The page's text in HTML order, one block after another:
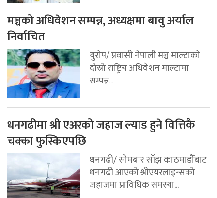
मञ्चको अधिवेशन सम्पन्न, अध्यक्षमा बावु अर्याल
निर्वाचित
युरोप/ प्रवासी नेपाली मञ्च माल्टाको
दोस्रो राष्ट्रिय अधिवेशन माल्टामा
सम्पन्न...
धनगढीमा श्री एअरको जहाज ल्याड हुने वित्तिकै
चक्का फुस्किएपछि
धनगढी/ सोमबार साँझ काठमाडौँबाट
धनगढी आएको श्रीएयरलाइन्सको
जहाजमा प्राविधिक समस्या...